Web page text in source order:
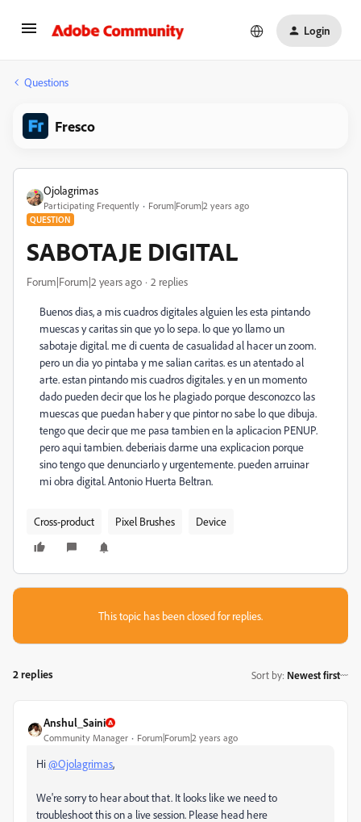
Login
Questions
Fresco
Ojolagrimas
Participating Frequently Forum|Forum|2 years ago
QUESTION
SABOTAJE DIGITAL
Forum|Forum|2 years ago 2 replies
Buenos dias, a mis cuadros digitales alguien les esta pintando
muescas y caritas sin que yo lo sepa. lo que yo llamo un
sabotaje digital. me di cuenta de casualidad al hacer un zoom.
pero un dia yo pintaba y me salian caritas. es un atentado al
arte. estan pintando mis cuadros digitales. y en un momento
dado pueden decir que los he plagiado porque desconozco las
muescas que puedan haber y que pintor no sabe lo que dibuja.
tengo que decir que me pasa tambien en la aplicacion PENUP.
pero aqui tambien. deberiais darme una explicacion porque
sino tengo que denunciarlo y urgentemente. pueden arruinar
mi obra digital. Antonio Huerta Beltran.
Cross-product Pixel Brushes Device
This topic has been closed for replies.
2 replies Sort by: Newest first
Anshul_Saini
Community Manager Forum|Forum|2 years ago
Hi@Ojolagrimas,
We're sorry to hear about that. It looks like we need to
troubleshoot this on a live session. Please head here